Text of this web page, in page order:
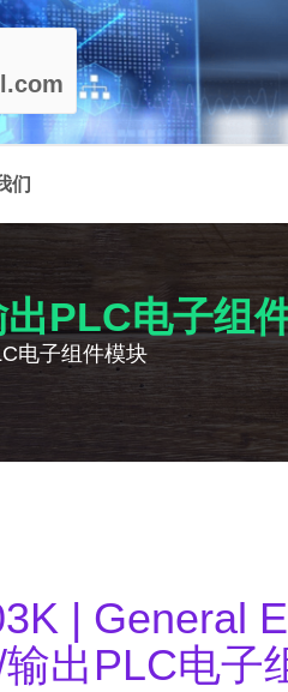
们
PLC电子组
电子组件模块
| General
出PLC电子